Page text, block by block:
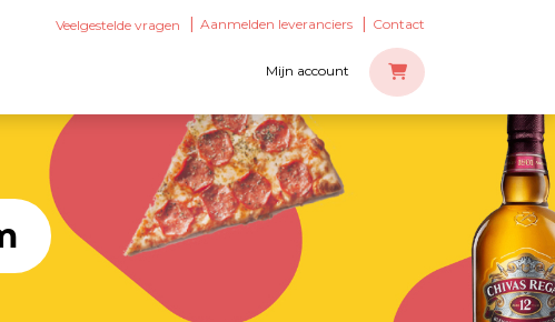
Veelgestelde vragen Aanmelden leveranciers Contact
Mijn account